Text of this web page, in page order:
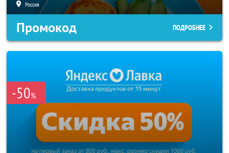
Россия
Промокод ПОДРОБНЕЕ
-50%